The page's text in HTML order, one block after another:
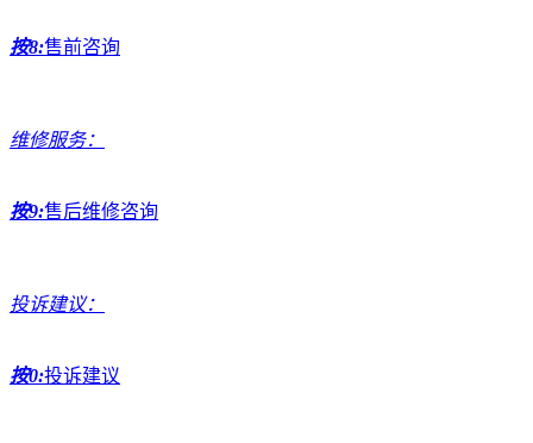
按8:售前咨询
维修服务：
按9:售后维修咨询
投诉建议：
按0:投诉建议